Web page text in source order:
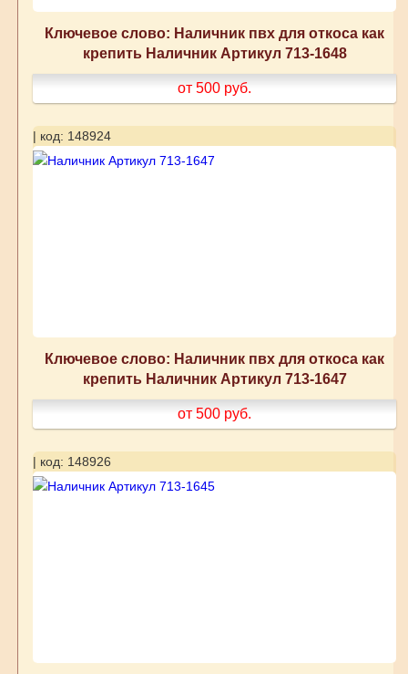
Ключевое слово: Наличник пвх для откоса как
крепить Наличник Артикул 713-1648
от 500 руб.
| код: 148924
Ключевое слово: Наличник пвх для откоса как
крепить Наличник Артикул 713-1647
от 500 руб.
| код: 148926